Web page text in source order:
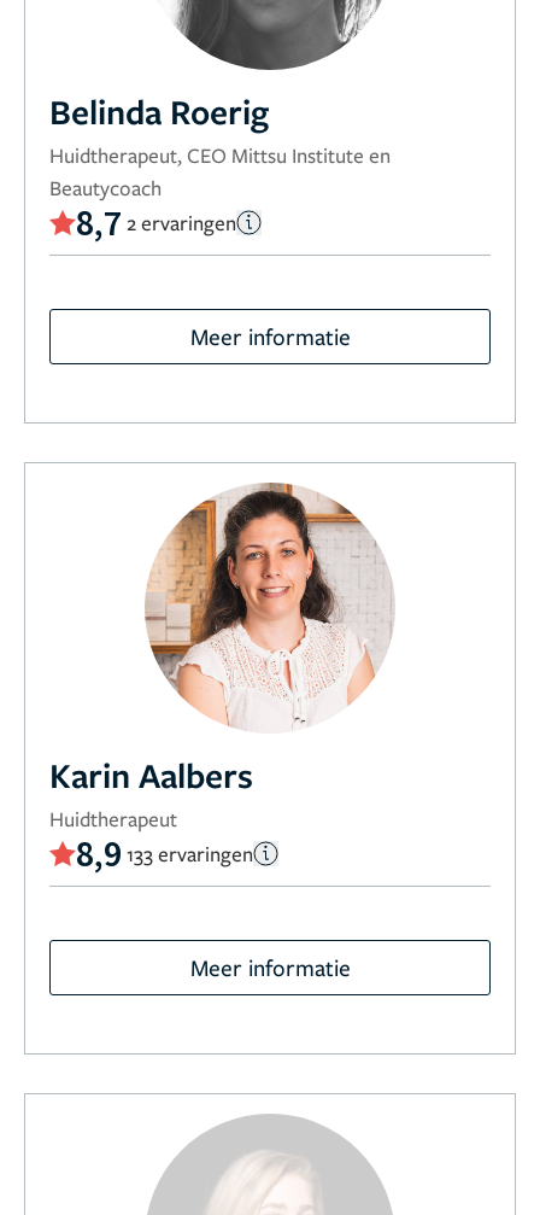
Belinda Roerig
Huidtherapeut, CEO Mittsu Institute en
Beautycoach
8,7 2 ervaringen
Meer informatie
Karin Aalbers
Huidtherapeut
8,9 133 ervaringen
Meer informatie